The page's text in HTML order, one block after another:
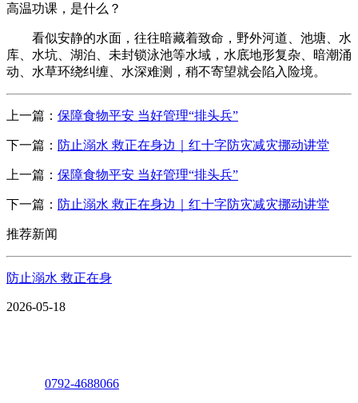
高温功课，是什么？
看似安静的水面，往往暗藏着致命，野外河道、池塘、水
库、水坑、湖泊、未封锁泳池等水域，水底地形复杂、暗潮涌
动、水草环绕纠缠、水深难测，稍不寄望就会陷入险境。
上一篇： 保障食物平安 当好管理“排头兵”
下一篇： 防止溺水 救正在身边｜红十字防灾减灾挪动讲堂
上一篇： 保障食物平安 当好管理“排头兵”
下一篇： 防止溺水 救正在身边｜红十字防灾减灾挪动讲堂
推荐新闻
防止溺水 救正在身
2026-05-18
0792-4688066